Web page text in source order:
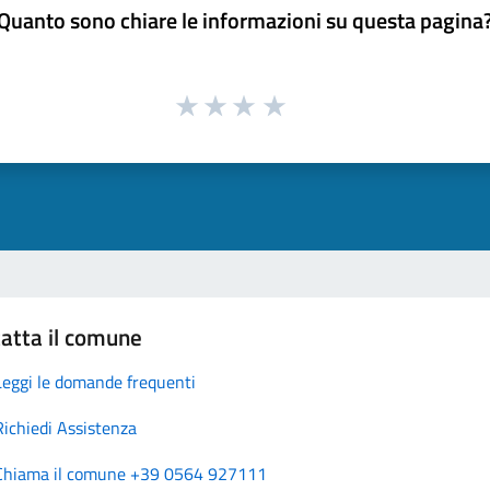
sono chiare le informazioni su questa
il comune
le domande frequenti
Assistenza
il comune +39 0564 927111